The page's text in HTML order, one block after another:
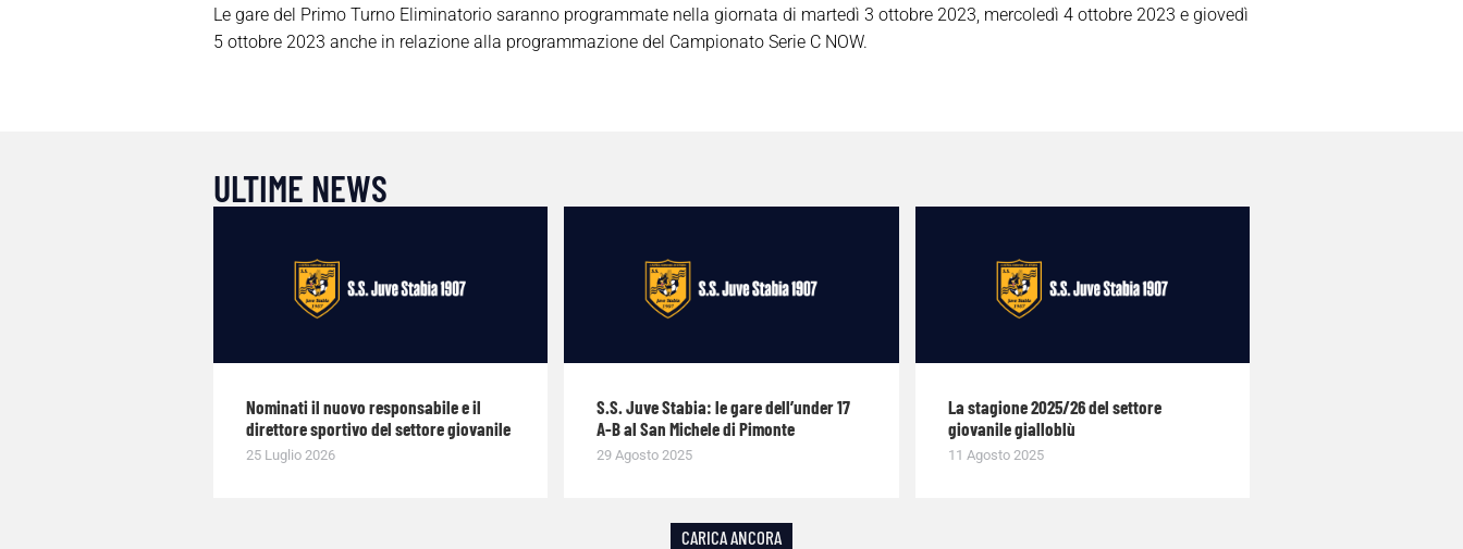
Le gare del Primo Turno Eliminatorio saranno programmate nella giornata di martedì 3 ottobre 2023, mercoledì 4 ottobre 2023 e giovedì
5 ottobre 2023 anche in relazione alla programmazione del Campionato Serie C NOW.
ULTIME NEWS
Nominati il nuovo responsabile e il
direttore sportivo del settore giovanile
25 Luglio 2026
S.S. Juve Stabia: le gare dell’under 17
A-B al San Michele di Pimonte
29 Agosto 2025
La stagione 2025/26 del settore
giovanile gialloblù
11 Agosto 2025
CARICA ANCORA